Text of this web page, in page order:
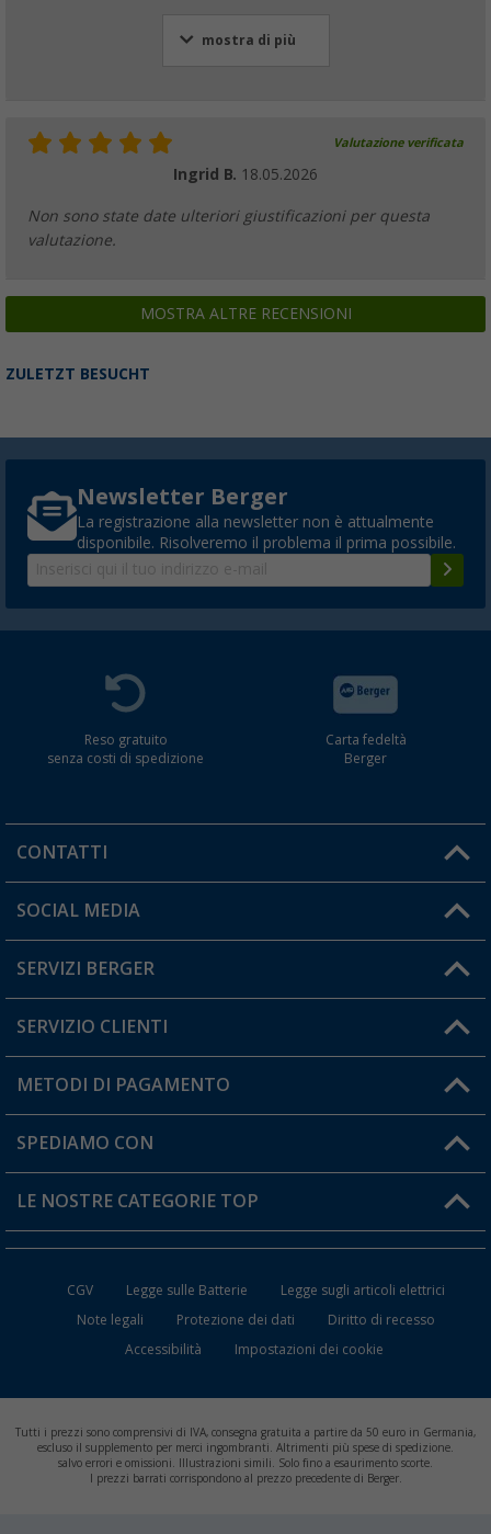
mostra di più
Valutazione verificata
Ingrid B. 18.05.2026
Non sono state date ulteriori giustificazioni per questa
valutazione.
MOSTRA ALTRE RECENSIONI
ZULETZT BESUCHT
Newsletter Berger
La registrazione alla newsletter non è attualmente
disponibile. Risolveremo il problema il prima possibile.
Reso gratuito
senza costi di spedizione
Carta fedeltà
Berger
CONTATTI
Orari di apertura del servizio:
Hai una domanda?
SOCIAL MEDIA
SERVIZI BERGER
Diventare rivenditori
Il mio Account
Carta fedeltà Berger
SERVIZIO CLIENTI
Informazioni sulla spedizione
Resi
FAQ e Contatti
METODI DI PAGAMENTO
SPEDIAMO CON
LE NOSTRE CATEGORIE TOP
Mobili per il Campeggio
Frigo Portatili
Climatizzatori per Camper
CGV Legge sulle Batterie
Legge sugli articoli elettrici
Note legali
Protezione dei dati
Diritto di recesso
Accessibilità
Impostazioni dei cookie
Tutti i prezzi sono comprensivi di IVA, consegna gratuita a partire da 50 euro in Germania,
escluso il supplemento per merci ingombranti. Altrimenti più spese di spedizione.
salvo errori e omissioni. Illustrazioni simili. Solo fino a esaurimento scorte.
I prezzi barrati corrispondono al prezzo precedente di Berger.